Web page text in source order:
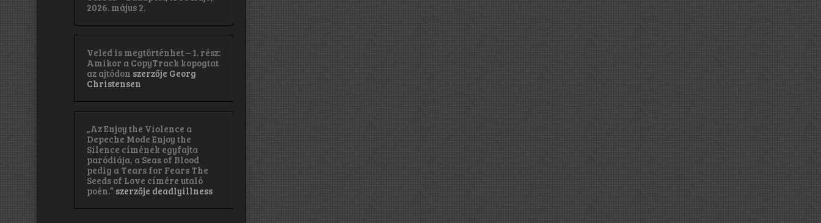
2026. május 2.
Veled is megtörténhet – 1. rész:
Amikor a CopyTrack kopogtat
az ajtódon szerzője Georg
Christensen
„Az Enjoy the Violence a
Depeche Mode Enjoy the
Silence címének egyfajta
paródiája, a Seas of Blood
pedig a Tears for Fears The
Seeds of Love címére utaló
poén.” szerzője deadlyillness